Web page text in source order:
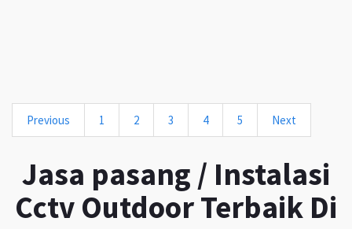
Previous 1 2 3 4 5 Next
Jasa pasang / Instalasi
Cctv Outdoor Terbaik Di